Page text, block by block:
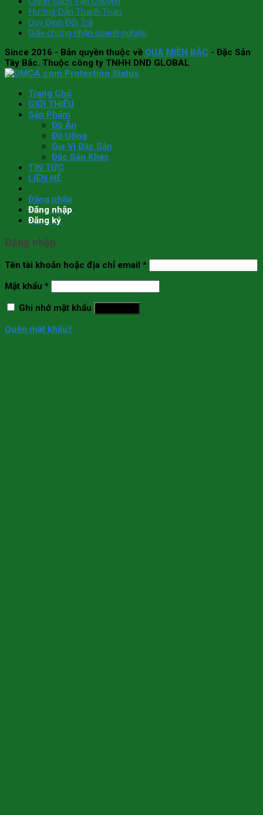
Hướng Dẫn Thanh Toán
Quy Định Đổi Trả
Giấy chứng nhận doanh nghiệp
Since 2016 - Bản quyền thuộc về QUÀ MIỀN BẮC - Đặc Sản
Tây Bắc. Thuộc công ty TNHH DND GLOBAL
Trang Chủ
GIỚI THIỆU
Sản Phẩm
Đồ Ăn
Đồ Uống
Gia Vị Đặc Sản
Đặc Sản Khác
TIN TỨC
LIÊN HỆ
Đăng nhập
Đăng nhập
Đăng ký
Đăng nhập
Tên tài khoản hoặc địa chỉ email *
Mật khẩu *
Ghi nhớ mật khẩu
Quên mật khẩu?